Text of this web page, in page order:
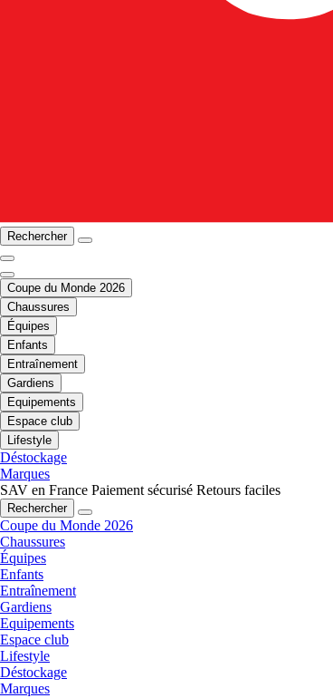
Rechercher
Coupe du Monde 2026
Chaussures
Équipes
Enfants
Entraînement
Gardiens
Equipements
Espace club
Lifestyle
Déstockage
Marques
SAV en France Paiement sécurisé Retours faciles
Rechercher
Coupe du Monde 2026
Chaussures
Équipes
Enfants
Entraînement
Gardiens
Equipements
Espace club
Lifestyle
Déstockage
Marques